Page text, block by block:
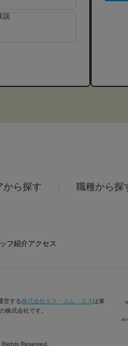
談
から探す 職種から探
フ紹介アクセス
営する株式会社エス・エム・エスは東
株式会社です。
Reserved.